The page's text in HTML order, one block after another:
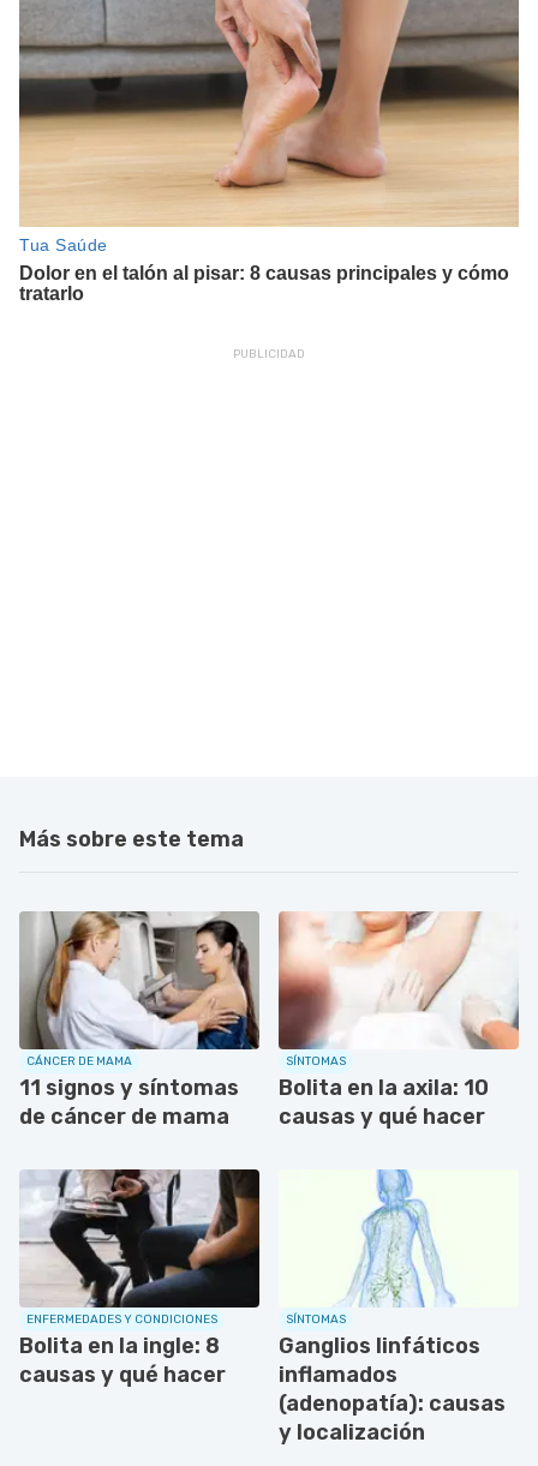
Más sobre este tema
CÁNCER DE MAMA
11 signos y síntomas
de cáncer de mama
SÍNTOMAS
Bolita en la axila: 10
causas y qué hacer
ENFERMEDADES Y CONDICIONES
Bolita en la ingle: 8
causas y qué hacer
SÍNTOMAS
Ganglios linfáticos
inflamados
(adenopatía): causas
y localización